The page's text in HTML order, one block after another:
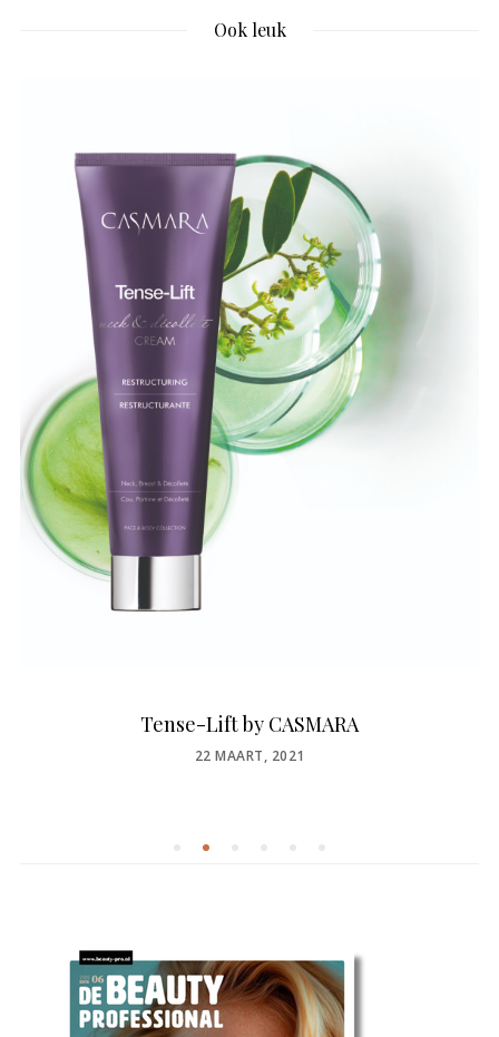
Ook leuk
Tense-Lift by CASMARA
POSTED
22 MAART, 2021